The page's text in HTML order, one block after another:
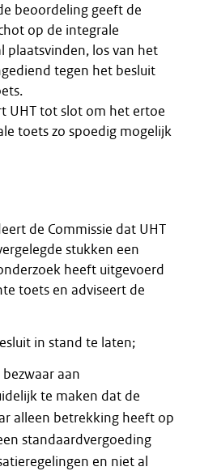
beoordeling geeft de
op de integrale
plaatsvinden, los van het
tegen het besluit
UHT tot slot om het ertoe
toets zo spoedig mogelijk
de Commissie dat UHT
stukken een
heeft uitgevoerd
toets en adviseert de
in stand te laten;
aan
te maken dat de
alleen betrekking heeft op
standaardvergoeding
en niet al